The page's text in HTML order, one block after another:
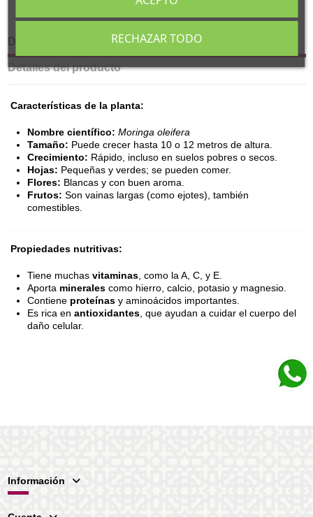
Descripción
Detalles del producto
Características de la planta:
Nombre científico: Moringa oleifera
Tamaño: Puede crecer hasta 10 o 12 metros de altura.
Crecimiento: Rápido, incluso en suelos pobres o secos.
Hojas: Pequeñas y verdes; se pueden comer.
Flores: Blancas y con buen aroma.
Frutos: Son vainas largas (como ejotes), también
comestibles.
Propiedades nutritivas:
Tiene muchas vitaminas, como la A, C, y E.
Aporta mineralescomo hierro, calcio, potasio y magnesio.
Contiene proteínasy aminoácidos importantes.
Es rica en antioxidantes, que ayudan a cuidar el cuerpo del
daño celular.
Información
RECHAZAR TODO